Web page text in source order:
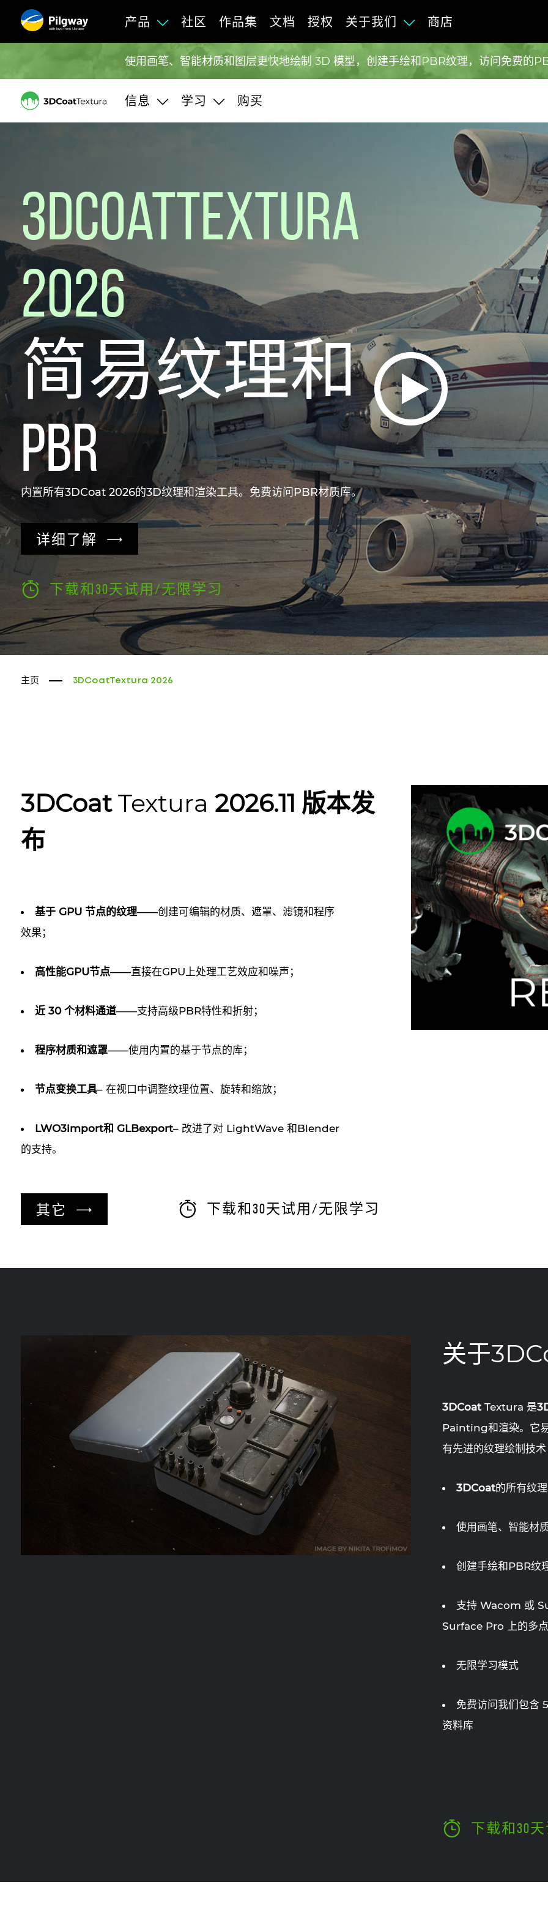
with love from Ukraine
产品 社区 作品集 文档 授权 关于我们 商店
使用画笔、智能材质和图层更快地绘制 3D 模型，创建手绘和PBR纹理，访问免费的
信息 学习 购买
3DCoatTextura
2026
简易纹理和
PBR
内置所有3DCoat 2026的3D纹理和渲染工具。免费访问PBR材质库。
详细了解
下载和30天试用/无限学习
主页 3DCoatTextura 2026
3DCoatTextura 2026.11 版本发
布
基于 GPU 节点的纹理——创建可编辑的材质、遮罩、滤镜和程序
效果；
高性能GPU节点——直接在GPU上处理工艺效应和噪声；
近 30 个材料通道——支持高级PBR特性和折射；
程序材质和遮罩——使用内置的基于节点的库；
节点变换工具– 在视口中调整纹理位置、旋转和缩放；
LWO3import和 GLBexport– 改进了对 LightWave 和Blender
的支持。
其它 下载和30天试用/无限学习
关于
3DCoatTextura 是
Painting和渲染。它
有先进的纹理绘制技术
3DCoat的所有纹
使用画笔、智能材
创建手绘和PBR纹
支持 Wacom 或
Surface Pro 上的多
无限学习模式
免费访问我们包含
资料库
下载和30